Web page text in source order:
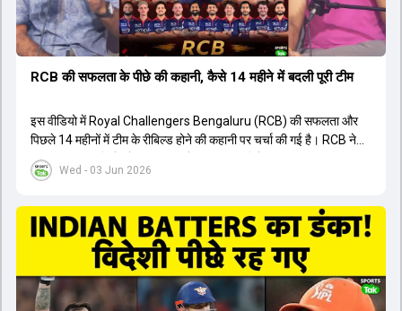
Wed - 03 Jun 2026
RCB की सफलता के पीछे की कहानी, कैसे 14 महीने में बदली पूरी टीम
इस वीडियो में Royal Challengers Bengaluru (RCB) की सफलता और
पिछले 14 महीनों में टीम के रीबिल्ड होने की कहानी पर चर्चा की गई है। RCB ने
अपनी पुरानी गलतियों को स्वीकार करते हुए एक नया रिसेट बटन दबाया। टीम
मैनेजमेंट में Mo Bobat, Andy Flower, Dinesh Karthik और एनालिस्ट
के तहत Bhuvneshwar Kumar, Krunal Pandya और Rasikh Salam
जैसे भारतीय खिलाड़ियों को टीम में शामिल किया गया, जिन्होंने शानदार प्रदर्शन
किया। इसके अलावा, Virat Kohli की भूमिका में भी बदलाव देखा गया, जहां वह
अब टीम के युवा खिलाड़ियों के साथ ज्यादा जुड़े हुए नजर आते हैं। कप्तान Rajat
Patidar के नेतृत्व में टीम का कम्युनिकेशन बहुत स्पष्ट रहा है। एनालिस्ट से लेकर